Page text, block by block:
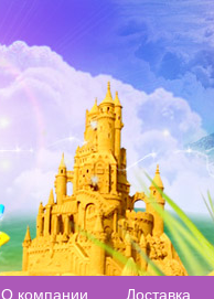
О компании Доставка